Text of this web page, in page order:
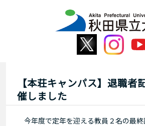
【本荘キャンパス】退職者
催しました
今年度で定年を迎える教員２名の最終